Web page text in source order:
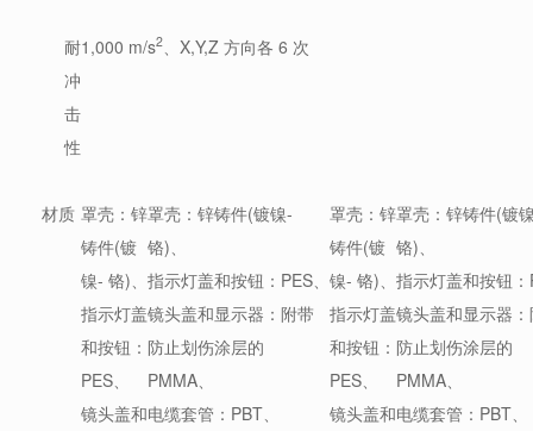
耐
冲
击
性
1,000 m/s2 、X,Y,Z 方向各 6 次
材质 罩壳：锌
铸件(镀
镍- 铬)、
指示灯盖
和按钮：
PES、
镜头盖和
罩壳：锌铸件(镀镍-
铬)、
指示灯盖和按钮：PES、
镜头盖和显示器：附带
防止划伤涂层的
PMMA、
电缆套管：PBT、
罩壳：锌
铸件(镀
镍- 铬)、
指示灯盖
和按钮：
PES、
镜头盖和
罩壳：锌铸件(镀
铬)、
指示灯盖和按钮
镜头盖和显示器
防止划伤涂层的
PMMA、
电缆套管：PBT、